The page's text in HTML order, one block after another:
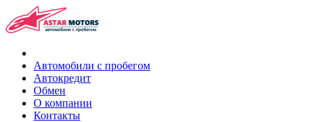
Автомобили с пробегом
Автокредит
Обмен
О компании
Контакты